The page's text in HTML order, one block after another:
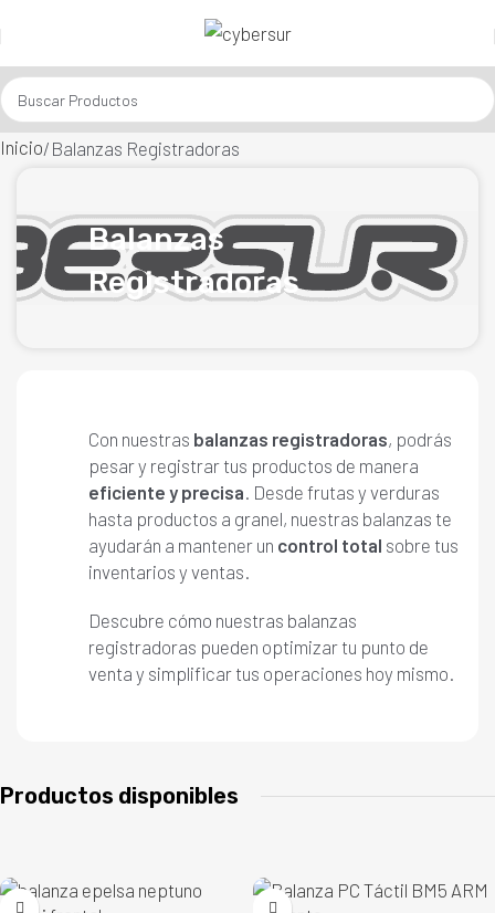
Inicio Balanzas Registradoras
Balanzas
Registradoras
Con nuestras balanzas registradoras, podrás
pesar y registrar tus productos de manera
eficiente y precisa. Desde frutas y verduras
hasta productos a granel, nuestras balanzas te
ayudarán a mantener un control total sobre tus
inventarios y ventas.
Descubre cómo nuestras balanzas
registradoras pueden optimizar tu punto de
venta y simplificar tus operaciones hoy mismo.
Productos disponibles